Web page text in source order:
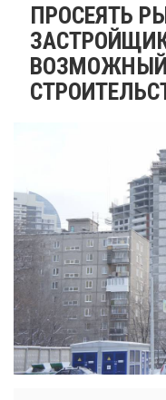
ПРОСЕЯТЬ
ВОЗМОЖНЫЙ